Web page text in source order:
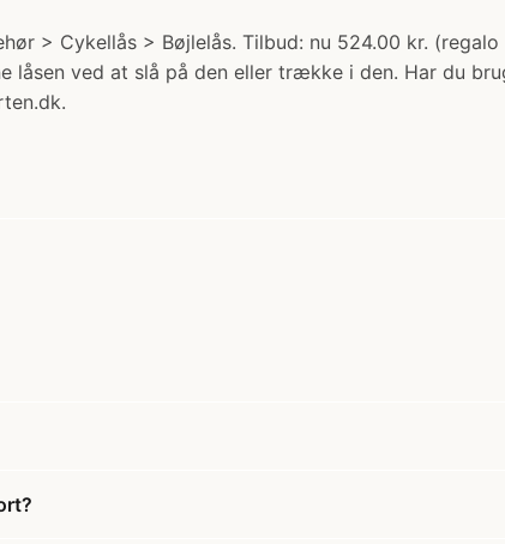
> Cykellås > Bøjlelås. Tilbud: nu 524.00 kr.
låsen ved at slå på den eller trække i den. Har du